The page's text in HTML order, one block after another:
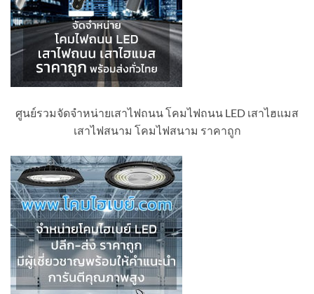
ศูนย์รวมจัดจำหน่ายเสาไฟถนน โคมไฟถนน LED เสาไฮแมส
เสาไฟสนาม โคมไฟสนาม ราคาถูก